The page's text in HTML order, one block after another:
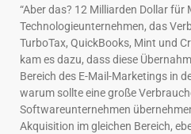
“Aber das? 12 Milliarden Dollar für
Technologieunternehmen, das
TurboTax, QuickBooks, Mint und
kam es dazu, dass diese
Bereich des E-Mail-Marketings in
warum sollte eine große
Softwareunternehmen
Akquisition im gleichen Bereich,